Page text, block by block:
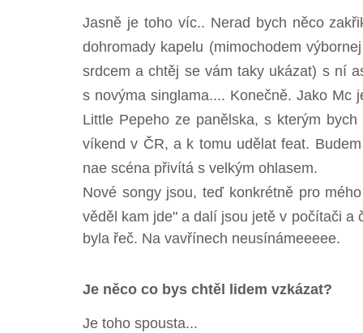
Jasně je toho víc.. Nerad bych něco
dohromady kapelu (mimochodem
srdcem a chtěj se vám taky ukázat) s ní
s novýma singlama.... Konečně. Jako Mc
Little Pepeho ze panělska, s kterým
víkend v ČR, a k tomu udělat feat. Budem
nae scéna přivítá s velkým ohlasem.
Nové songy jsou, teď konkrétně pro
věděl kam jde" a dalí jsou jetě v počítači
byla řeč. Na vavřínech neusínámeeeee.
Je něco co bys chtěl lidem vzkázat?
Je toho spousta...